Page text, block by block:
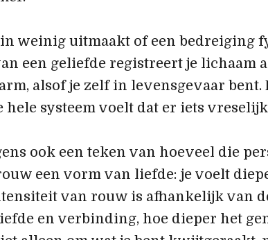
weinig uitmaakt of een bedreiging
een geliefde registreert je lichaam
alsof je zelf in levensgevaar bent.
hele systeem voelt dat er iets
ook een teken van hoeveel die
een vorm van liefde: je voelt
van rouw is afhankelijk van
en verbinding, hoe dieper het